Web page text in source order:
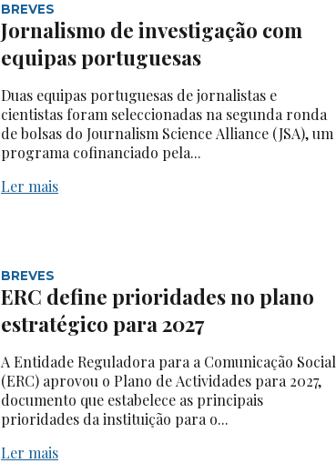
BREVES
Jornalismo de investigação com
equipas portuguesas
Duas equipas portuguesas de jornalistas e
cientistas foram seleccionadas na segunda ronda
de bolsas do Journalism Science Alliance (JSA), um
programa cofinanciado pela...
Ler mais
BREVES
ERC define prioridades no plano
estratégico para 2027
A Entidade Reguladora para a Comunicação Social
(ERC) aprovou o Plano de Actividades para 2027,
documento que estabelece as principais
prioridades da instituição para o...
Ler mais